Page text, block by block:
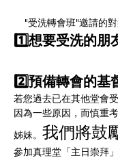
"受洗轉會班"邀請的對
1️⃣想要受洗的朋
2️⃣預備轉會的基
若您過去已在其他堂會
因為一些原因，而慎重
姊妹。 我們將鼓
參加真理堂「主日崇拜